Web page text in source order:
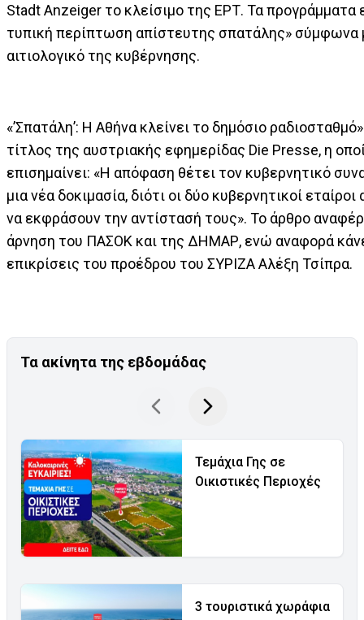
Stadt Anzeiger το κλείσιμο της ΕΡΤ. Τα προγράμματα
τυπική περίπτωση απίστευτης σπατάλης» σύμφωνα
αιτιολογικό της κυβέρνησης.
«’Σπατάλη’: Η Αθήνα κλείνει το δημόσιο ραδιοσταθμό»
τίτλος της αυστριακής εφημερίδας Die Presse, η
επισημαίνει: «Η απόφαση θέτει τον κυβερνητικό
μια νέα δοκιμασία, διότι οι δύο κυβερνητικοί
να εκφράσουν την αντίστασή τους». Το άρθρο
άρνηση του ΠΑΣΟΚ και της ΔΗΜΑΡ, ενώ αναφορά
επικρίσεις του προέδρου του ΣΥΡΙΖΑ Αλέξη Τσίπρα.
Τα ακίνητα της εβδομάδας
Τεμάχια Γης σε
Οικιστικές Περιοχές
3 τουριστικά χωράφια